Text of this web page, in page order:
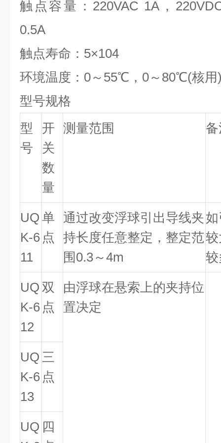
触点容量：220VAC 1A，
0.5A
触点寿命：5×104
环境温度：0～55℃ ，0～80℃(核用
型号规格
型
号
开
关
数
量
测量范围
UQ
K-6
11
单
点
通过改变浮球引出导线夹
持长度任意整定，整定范
围0.3～4m
UQ
K-6
12
双
点
由浮球在悬索上的夹持位
置决定
UQ
K-6
13
三
点
UQ 四